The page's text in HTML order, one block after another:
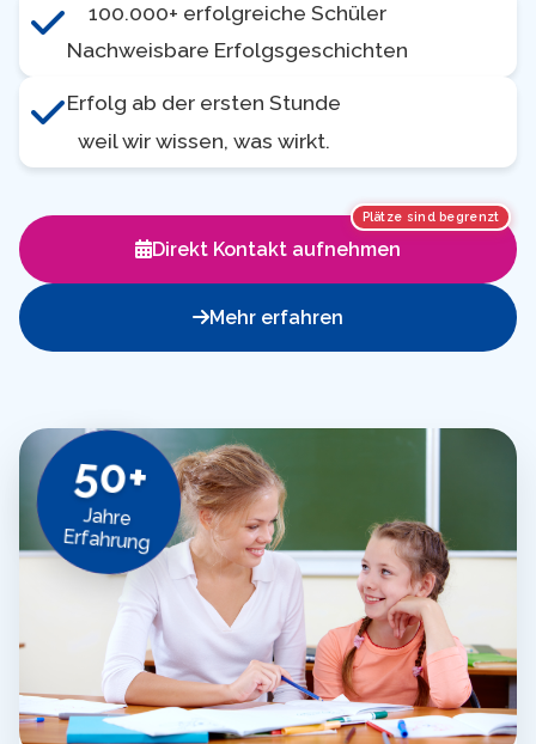
100.000+ erfolgreiche Schüler
Nachweisbare Erfolgsgeschichten
Erfolg ab der ersten Stunde
weil wir wissen, was wirkt.
Plätze sind begrenzt
Direkt Kontakt aufnehmen
Mehr erfahren
50+
Jahre
Erfahrung